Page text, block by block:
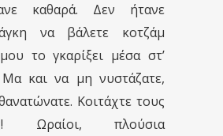
καθαρά. Δεν ήτανε
να βάλετε κοτζάμ
το γκαρίξει μέσα στ’
και να μη νυστάζατε,
Κοιτάχτε τους
Ωραίοι, πλούσια